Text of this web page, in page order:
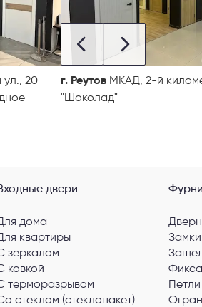
20
г. РеутовМКАД, 2-й
"Шоколад"
двери
дома
квартиры
зеркалом
ковкой
терморазрывом
стеклом (стеклопакет)
Петли